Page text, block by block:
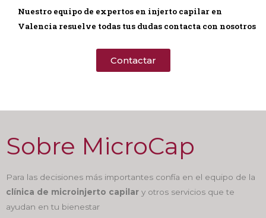
Nuestro equipo de expertos en injerto capilar en
Valencia resuelve todas tus dudas contacta con nosotros
Contactar
Sobre MicroCap
Para las decisiones más importantes confía en el equipo de la
clínica de microinjerto capilar y otros servicios que te
ayudan en tu bienestar